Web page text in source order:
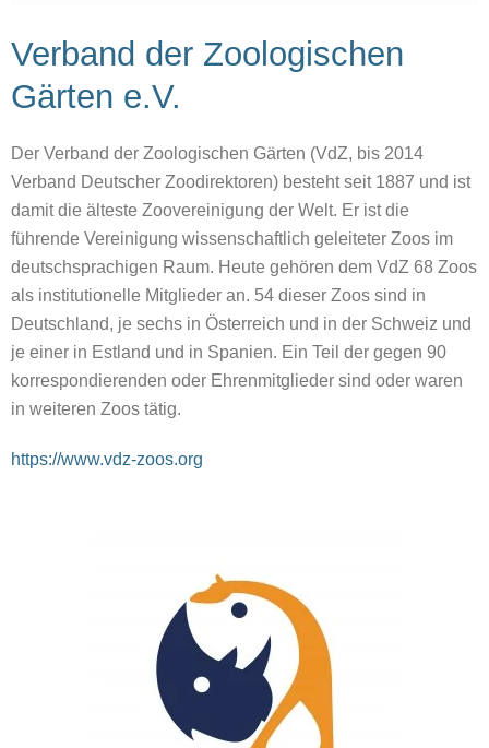
Verband der Zoologischen
Gärten e.V.
Der Verband der Zoologischen Gärten (VdZ, bis 2014
Verband Deutscher Zoodirektoren) besteht seit 1887 und ist
damit die älteste Zoovereinigung der Welt. Er ist die
führende Vereinigung wissenschaftlich geleiteter Zoos im
deutschsprachigen Raum. Heute gehören dem VdZ 68 Zoos
als institutionelle Mitglieder an. 54 dieser Zoos sind in
Deutschland, je sechs in Österreich und in der Schweiz und
je einer in Estland und in Spanien. Ein Teil der gegen 90
korrespondierenden oder Ehrenmitglieder sind oder waren
in weiteren Zoos tätig.
https://www.vdz-zoos.org